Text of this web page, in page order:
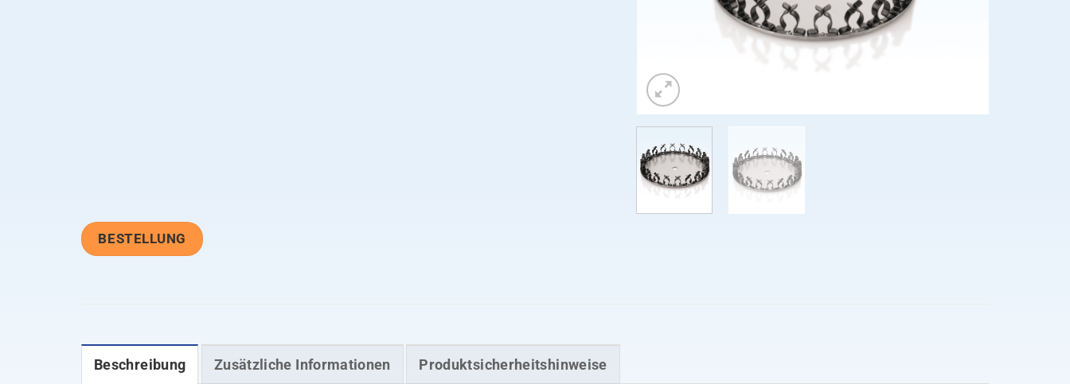
BESTELLUNG
Beschreibung Zusätzliche Informationen Produktsicherheitshinweise